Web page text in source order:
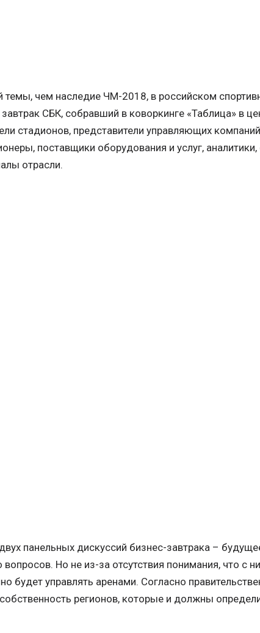
темы, чем наследие ЧМ-2018, в российском
СБК, собравший в коворкинге «Таблица» в
стадионов, представители управляющих
поставщики оборудования и услуг,
отрасли.
панельных дискуссий бизнес-завтрака –
Но не из-за отсутствия понимания, что с
будет управлять аренами. Согласно
регионов, которые и должны